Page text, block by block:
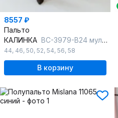
8557 ₽
Пальто
КАЛИНКА ВС-3979-В24 мультиколор
44, 46, 50, 52, 54, 56, 58
В корзину